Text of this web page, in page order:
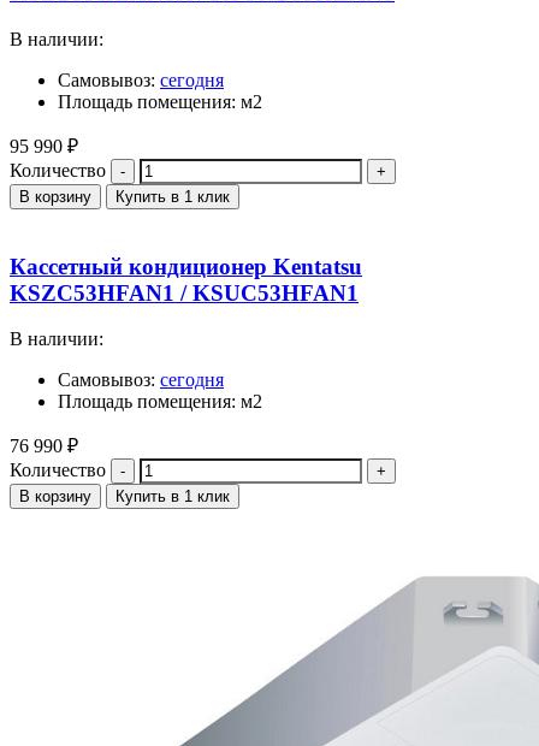
В наличии:
Самовывоз: сегодня
Площадь помещения: м2
95 990 ₽
Количество
В корзину Купить в 1 клик
Кассетный кондиционер Kentatsu
KSZC53HFAN1 / KSUC53HFAN1
В наличии:
Самовывоз: сегодня
Площадь помещения: м2
76 990 ₽
Количество
В корзину Купить в 1 клик